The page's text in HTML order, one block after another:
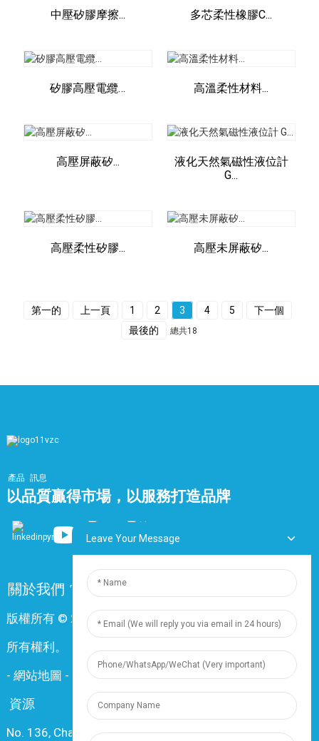
中壓矽膠摩擦... 多芯柔性橡膠C...
矽膠高壓電纜… 高溫柔性材料...
高壓屏蔽矽...
液化天然氣磁性液位計
G...
高壓柔性矽膠... 高壓未屏蔽矽...
第一的 上一頁 1 2 3 4 5
下一個
最後的
總共18
產品 訊息
以品質贏得市場，以服務打造品牌
關於我們 常問問題
版權所有 © 2024 上海鼎尊電氣電纜股份有限公司。保留
所有權利。
- 網站地圖 - Resource
資源
No. 136, Changxiang Rd., Nanxiang Town, 201802,
Leave Your Message